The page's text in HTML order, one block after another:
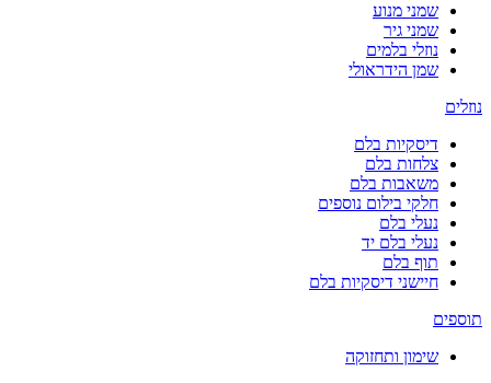
שמני מנוע
שמני גיר
נוזלי בלמים
שמן הידראולי
נוזלים
דיסקיות בלם
צלחות בלם
משאבות בלם
חלקי בילום נוספים
נעלי בלם
נעלי בלם יד
תוף בלם
חיישני דיסקיות בלם
תוספים
שימון ותחזוקה